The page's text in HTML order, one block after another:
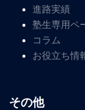
進路実績
塾生専用ペ
コラム
お役立ち情
その他